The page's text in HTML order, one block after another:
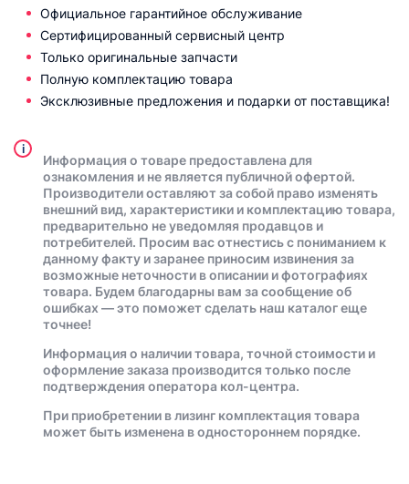
Официальное гарантийное обслуживание
Сертифицированный сервисный центр
Только оригинальные запчасти
Полную комплектацию товара
Эксклюзивные предложения и подарки от поставщика!
i
Информация о товаре предоставлена для
ознакомления и не является публичной офертой.
Производители оставляют за собой право изменять
внешний вид, характеристики и комплектацию товара,
предварительно не уведомляя продавцов и
потребителей. Просим вас отнестись с пониманием к
данному факту и заранее приносим извинения за
возможные неточности в описании и фотографиях
товара. Будем благодарны вам за сообщение об
ошибках — это поможет сделать наш каталог еще
точнее!
Информация о наличии товара, точной стоимости и
оформление заказа производится только после
подтверждения оператора кол-центра.
При приобретении в лизинг комплектация товара
может быть изменена в одностороннем порядке.